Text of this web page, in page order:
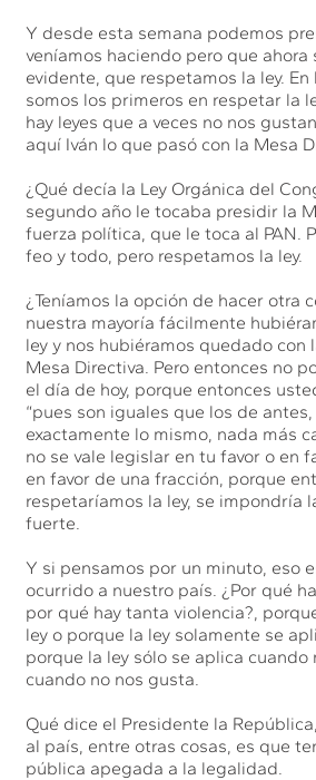
Y desde esta semana podemos
veníamos haciendo pero que ahora
evidente, que respetamos la ley. En
somos los primeros en respetar la
hay leyes que a veces no nos
aquí Iván lo que pasó con la Mesa
¿Qué decía la Ley Orgánica del
segundo año le tocaba presidir la
fuerza política, que le toca al PAN.
feo y todo, pero respetamos la ley.
¿Teníamos la opción de hacer otra
nuestra mayoría fácilmente
ley y nos hubiéramos quedado con
Mesa Directiva. Pero entonces no
el día de hoy, porque entonces
“pues son iguales que los de
exactamente lo mismo, nada más
no se vale legislar en tu favor o en
en favor de una fracción, porque
respetaríamos la ley, se impondría
fuerte.
Y si pensamos por un minuto, eso
ocurrido a nuestro país. ¿Por qué
por qué hay tanta violencia?,
ley o porque la ley solamente se
porque la ley sólo se aplica cuando
cuando no nos gusta.
Qué dice el Presidente la
al país, entre otras cosas, es que
pública apegada a la legalidad.